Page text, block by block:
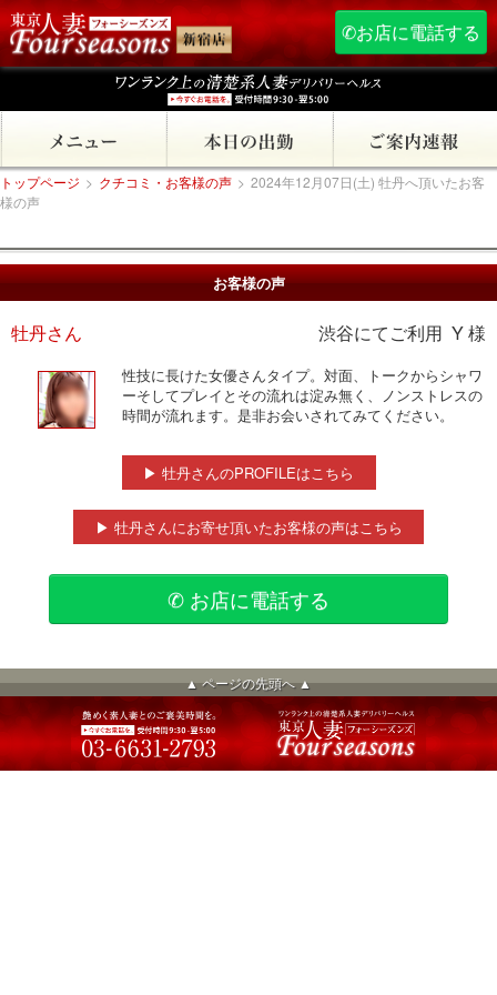
✆お店に電話する
トップページ > クチコミ・お客様の声 > 2024年12月07日(土) 牡丹へ頂いたお客
様の声
お客様の声
牡丹さん 渋谷にてご利用 Y 様
性技に長けた女優さんタイプ。対面、トークからシャワ
ーそしてプレイとその流れは淀み無く、ノンストレスの
時間が流れます。是非お会いされてみてください。
▶ 牡丹さんのPROFILEはこちら
▶ 牡丹さんにお寄せ頂いたお客様の声はこちら
✆ お店に電話する
▲ ページの先頭へ ▲